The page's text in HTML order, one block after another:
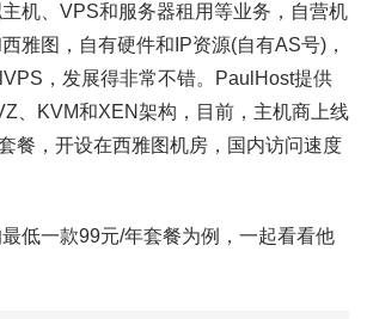
机、VPS和服务器租用等业务，自营机
雅图，自有硬件和IP资源(自有AS号)，
，发展得非常不错。PaulHost提供
、KVM和XEN架构，目前，主机商上线
餐，开设在西雅图机房，国内访问速度
低一款99元/年套餐为例，一起看看他